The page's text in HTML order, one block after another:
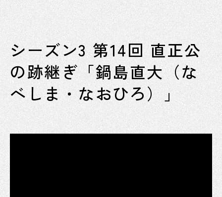
シーズン3 第14回 直正公
の跡継ぎ「鍋島直大（な
べしま・なおひろ）」